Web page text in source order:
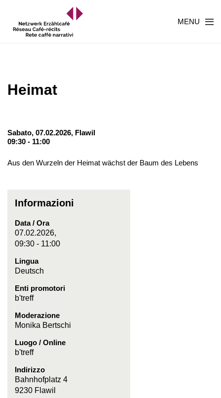
MENU
Heimat
Sabato, 07.02.2026, Flawil
09:30 - 11:00
Aus den Wurzeln der Heimat wächst der Baum des Lebens
Informazioni
Data / Ora
07.02.2026,
09:30 - 11:00
Lingua
Deutsch
Enti promotori
b'treff
Moderazione
Monika Bertschi
Luogo / Online
b'treff
Indirizzo
Bahnhofplatz 4
9230 Flawil